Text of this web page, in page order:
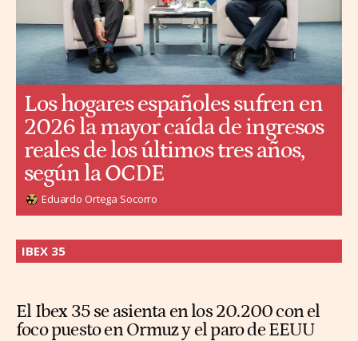
Los hogares españoles sufren en
2026 la mayor caída de ingresos
reales de los últimos tres años,
según la OCDE
Eduardo Ortega Socorro
IBEX 35
El Ibex 35 se asienta en los 20.200 con el
foco puesto en Ormuz y el paro de EEUU